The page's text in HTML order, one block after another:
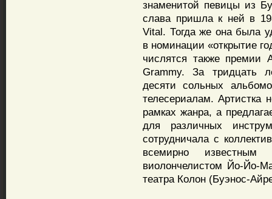
знаменитой певицы из
слава пришла к ней в
Vital. Тогда же она была
в номинации «открытие
числятся также премии
Grammy. За тридцать
десяти сольных
телесериалам. Артистка
рамках жанра, а
для различных
сотрудничала с
всемирно
виолончелистом Йо-Йо-
театра Колон (Буэнос-